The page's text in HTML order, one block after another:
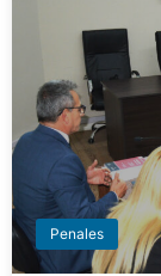
Penales